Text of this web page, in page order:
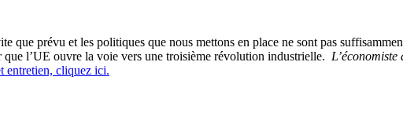
prévu et les politiques que nous mettons en place ne sont pas
l’UE ouvre la voie vers une troisième révolution industrielle.
entretien, cliquez ici.